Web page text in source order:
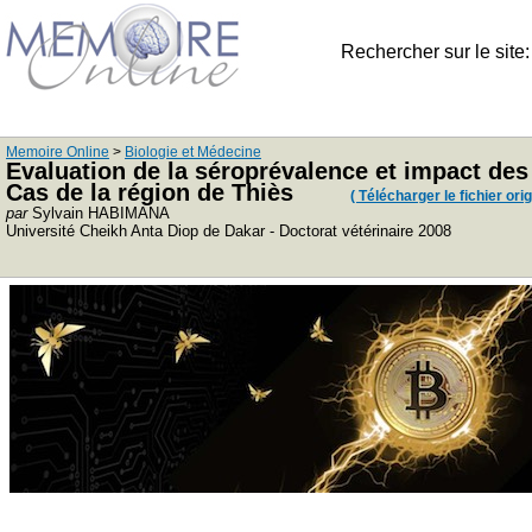
Rechercher sur le
Memoire Online > Biologie et Médecine
Evaluation de la séroprévalence et impact
Cas de la région de Thiès
( Télécharger le fichier
parSylvain HABIMANA
Université Cheikh Anta Diop de Dakar - Doctorat vétérinaire 2008